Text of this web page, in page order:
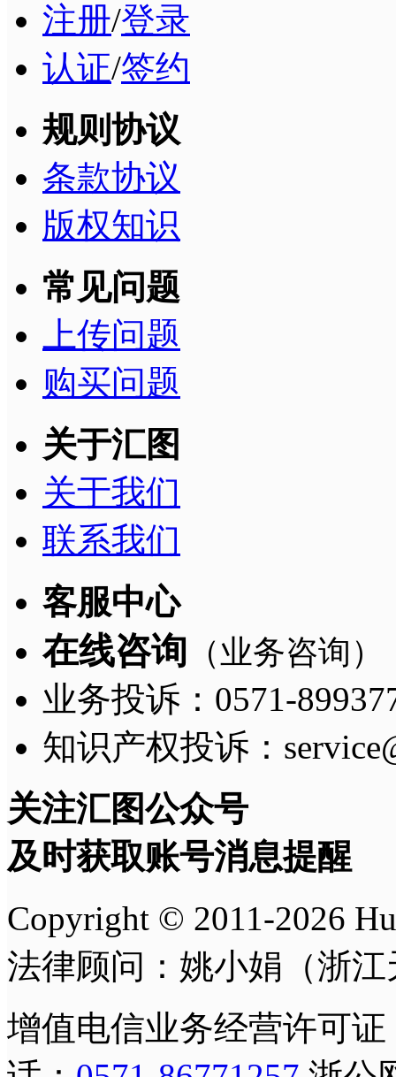
注册/登录
认证/签约
规则协议
条款协议
版权知识
常见问题
上传问题
购买问题
关于汇图
关于我们
联系我们
客服中心
在线咨询 （业务咨询）
业务投诉：0571-
知识产权投诉：
关注汇图公众号
及时获取账号消息提醒
Copyright © 2011-2026
法律顾问：姚小娟（浙
增值电信业务经营许可